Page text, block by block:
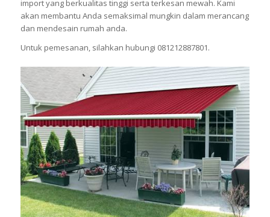
import yang berkualitas tinggi serta terkesan mewah. Kami
akan membantu Anda semaksimal mungkin dalam merancang
dan mendesain rumah anda.
Untuk pemesanan, silahkan hubungi 081212887801.